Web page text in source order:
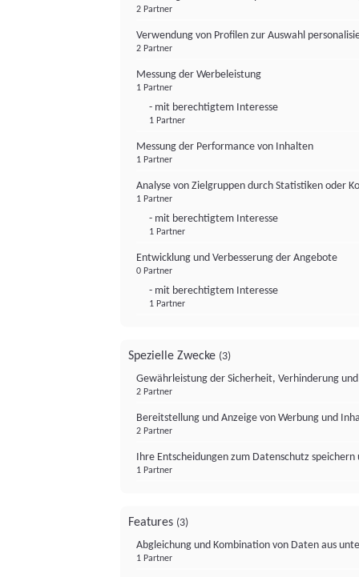
2 Partner
Verwendung von Profilen zur Auswahl
2 Partner
Messung der Werbeleistung
1 Partner
- mit berechtigtem Interesse
1 Partner
Messung der Performance von Inhalten
1 Partner
Analyse von Zielgruppen durch Statistiken oder
1 Partner
- mit berechtigtem Interesse
1 Partner
Entwicklung und Verbesserung der Angebote
0 Partner
- mit berechtigtem Interesse
1 Partner
Spezielle Zwecke (3)
Gewährleistung der Sicherheit, Verhinderung
2 Partner
Bereitstellung und Anzeige von Werbung und
2 Partner
Ihre Entscheidungen zum Datenschutz
1 Partner
Features (3)
Abgleichung und Kombination von Daten aus
1 Partner